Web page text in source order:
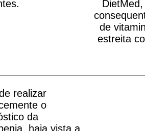
de
estreita
realizar
o
da
haja vista a